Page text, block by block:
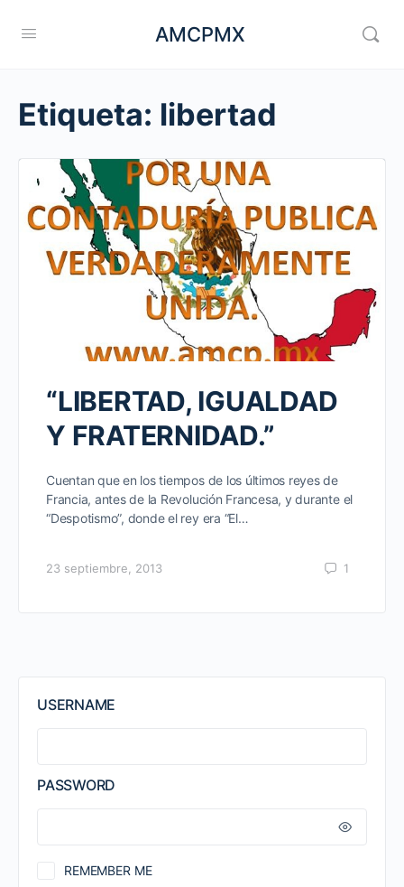
AMCPMX
Etiqueta: libertad
“LIBERTAD, IGUALDAD
Y FRATERNIDAD.”
Cuentan que en los tiempos de los últimos reyes de
Francia, antes de la Revolución Francesa, y durante el
“Despotismo”, donde el rey era “El…
23 septiembre, 2013 1
USERNAME
PASSWORD
REMEMBER ME